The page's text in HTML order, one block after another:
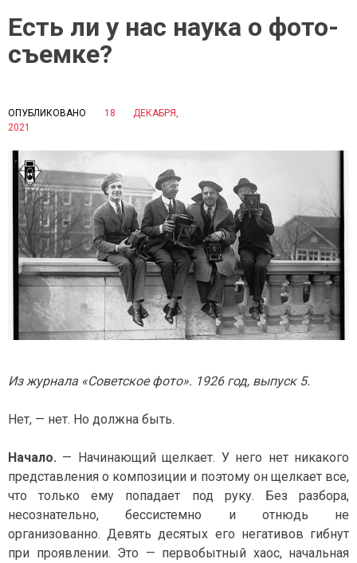
Есть ли у нас наука о фото-
съемке?
ОПУБЛИКОВАНО
18 ДЕКАБРЯ,
2021
И
Д
О
Р
О
В
А
Е
К
Т
Р
А
Из журнала «Советское фото». 1926 год, выпуск 5.
Нет, — нет. Но должна быть.
Начало. — Начинающий щелкает. У него нет никакого
представления о композиции и поэтому он щелкает все,
что только ему попадает под руку. Без разбора,
несознательно, бессистемно и отнюдь не
организованно. Девять десятых его негативов гибнут
при проявлении. Это — первобытный хаос, начальная